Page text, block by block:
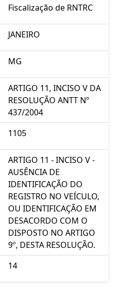
Fiscalização de RNTRC
JANEIRO
MG
ARTIGO 11, INCISO V DA
RESOLUÇÃO ANTT Nº
437/2004
1105
ARTIGO 11 - INCISO V -
AUSÊNCIA DE
IDENTIFICAÇÃO DO
REGISTRO NO VEÍCULO,
OU IDENTIFICAÇÃO EM
DESACORDO COM O
DISPOSTO NO ARTIGO
9º, DESTA RESOLUÇÃO.
14